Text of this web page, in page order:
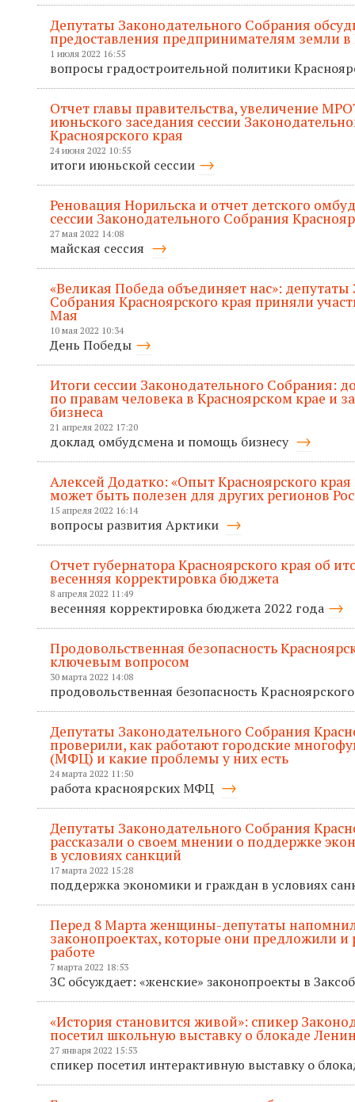
Депутаты Законодательного Собрания
предоставления предпринимателям земли в
1 июля 2022 16:55
вопросы градостроительной политики
Отчет главы правительства, увеличение
июньского заседания сессии
Красноярского края
24 июня 2022 10:55
итоги июньской сессии
Реновация Норильска и отчет детского
сессии Законодательного Собрания
27 мая 2022 14:08
майская сессия
«Великая Победа объединяет нас»: депутаты
Собрания Красноярского края приняли
Мая
10 мая 2022 10:34
День Победы
Итоги сессии Законодательного Собрания:
по правам человека в Красноярском крае и
бизнеса
21 апреля 2022 17:20
доклад омбудсмена и помощь бизнесу
Алексей Додатко: «Опыт Красноярского
может быть полезен для других регионов
15 апреля 2022 16:14
вопросы развития Арктики
Отчет губернатора Красноярского края об
весенняя корректировка бюджета
8 апреля 2022 11:49
весенняя корректировка бюджета 2022 года
Продовольственная безопасность
ключевым вопросом
30 марта 2022 14:08
продовольственная безопасность
Депутаты Законодательного Собрания
проверили, как работают городские
(МФЦ) и какие проблемы у них есть
24 марта 2022 11:50
работа красноярских МФЦ
Депутаты Законодательного Собрания
рассказали о своем мнении о поддержке
в условиях санкций
17 марта 2022 15:28
поддержка экономики и граждан в условиях
Перед 8 Марта женщины-депутаты
законопроектах, которые они предложили и
работе
7 марта 2022 18:53
ЗС обсуждает: «женские» законопроекты в
«История становится живой»: спикер
посетил школьную выставку о блокаде
27 января 2022 15:53
спикер посетил интерактивную выставку о